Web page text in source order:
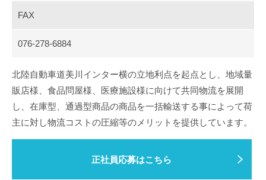
FAX
076-278-6884
北陸自動車道美川インター横の立地利点を起点とし、地域量
販店様、食品問屋様、医療施設様に向けて共同物流を展開
し、在庫型、通過型商品の商品を一括輸送する事によって荷
主に対し物流コストの圧縮等のメリットを提供しています。
正社員応募はこちら